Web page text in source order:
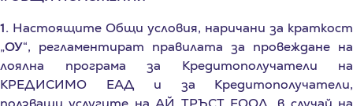
„ ОУ “, регламентират правилата за провеждане на
лоялна програма за Кредитополучатели на
КРЕДИСИМО ЕАД и за Кредитополучатели,
ползващи услугите на АЙ ТРЪСТ ЕООД, в случай на
избран такъв вид Обезпечение, наричана